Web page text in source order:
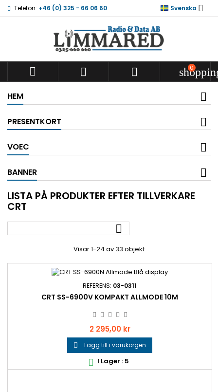
Telefon: +46 (0) 325 - 66 06 60 Svenska 
   0
HEM
PRESENTKORT
VOEC
BANNER
LISTA PÅ PRODUKTER EFTER TILLVERKARE
CRT

Visar 1-24 av 33 objekt
REFERENS: 03-0311
CRT SS-6900V KOMPAKT ALLMODE 10M
Pris
2 295,00 kr
 Lägg till i varukorgen
 I Lager : 5